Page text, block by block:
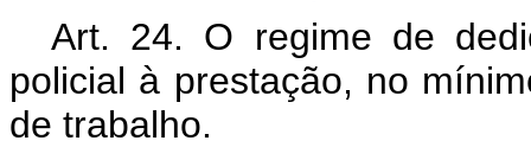
Art. 24. O regime de
policial à prestação, no
de trabalho.